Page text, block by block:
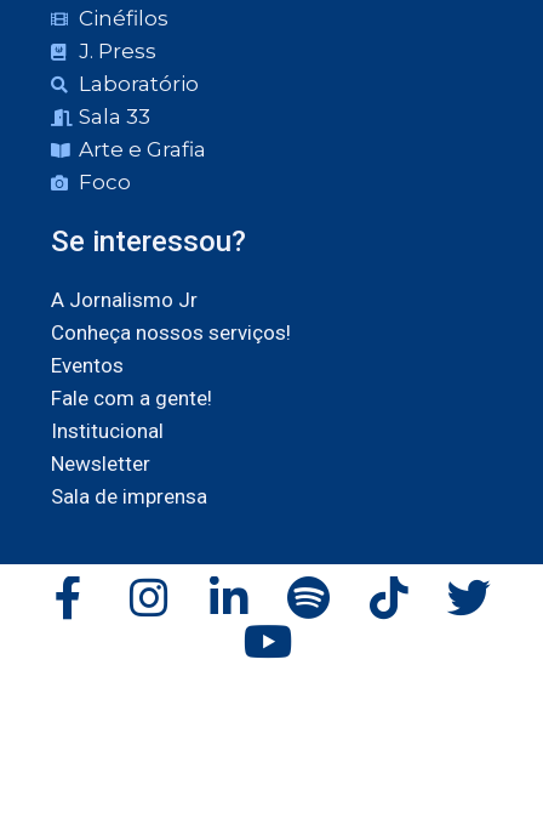
Cinéfilos
J. Press
Laboratório
Sala 33
Arte e Grafia
Foco
Se interessou?
A Jornalismo Jr
Conheça nossos serviços!
Eventos
Fale com a gente!
Institucional
Newsletter
Sala de imprensa